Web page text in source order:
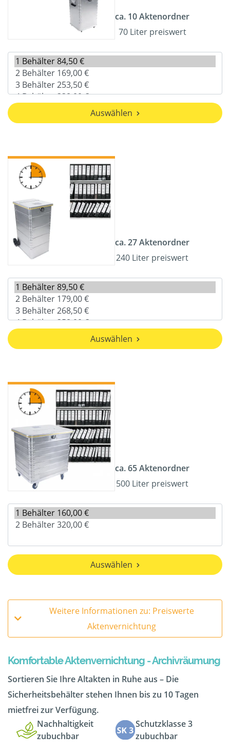
ca. 10 Aktenordner
70 Liter preiswert
Auswählen
ca. 27 Aktenordner
240 Liter preiswert
Auswählen
ca. 65 Aktenordner
500 Liter preiswert
Auswählen
Weitere Informationen zu: Preiswerte
Aktenvernichtung
Komfortable Aktenvernichtung - Archivräumung
Sortieren Sie Ihre Altakten in Ruhe aus – Die
Sicherheitsbehälter stehen Ihnen bis zu 10 Tagen
mietfrei zur Verfügung.
Nachhaltigkeit
zubuchbar
Schutzklasse 3
zubuchbar